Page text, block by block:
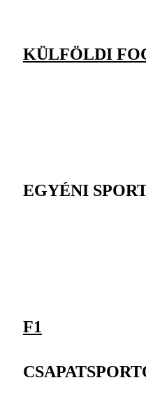
KÜLFÖLDI
EGYÉNI
F1